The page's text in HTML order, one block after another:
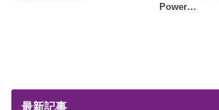
Power…
最新記事